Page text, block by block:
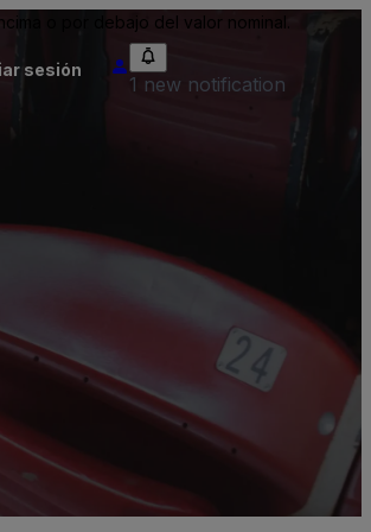
o por debajo del valor nominal.
sesión
1 new notification